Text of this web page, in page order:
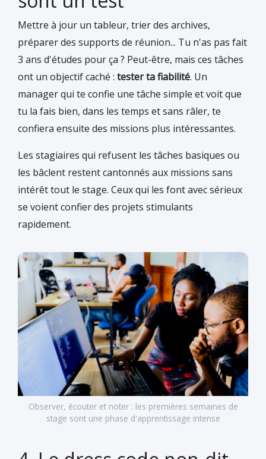
Mettre à jour un tableur, trier des archives,
préparer des supports de réunion... Tu n'as pas fait
3 ans d'études pour ça ? Peut-être, mais ces tâches
ont un objectif caché : tester ta fiabilité. Un
manager qui te confie une tâche simple et voit que
tu la fais bien, dans les temps et sans râler, te
confiera ensuite des missions plus intéressantes.
Les stagiaires qui refusent les tâches basiques ou
les bâclent restent cantonnés aux missions sans
intérêt tout le stage. Ceux qui les font avec sérieux
se voient confier des projets stimulants
rapidement.
Observer, écouter et noter : les premières semaines de
stage sont une phase d'apprentissage intense